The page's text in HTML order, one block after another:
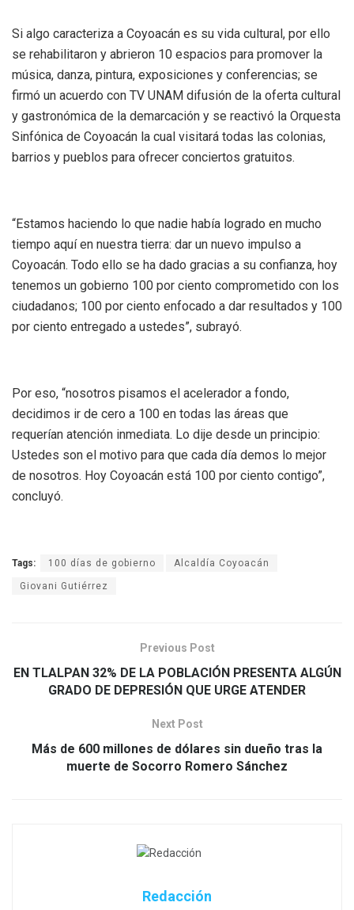
Si algo caracteriza a Coyoacán es su vida cultural, por ello
se rehabilitaron y abrieron 10 espacios para promover la
música, danza, pintura, exposiciones y conferencias; se
firmó un acuerdo con TV UNAM difusión de la oferta cultural
y gastronómica de la demarcación y se reactivó la Orquesta
Sinfónica de Coyoacán la cual visitará todas las colonias,
barrios y pueblos para ofrecer conciertos gratuitos.
“Estamos haciendo lo que nadie había logrado en mucho
tiempo aquí en nuestra tierra: dar un nuevo impulso a
Coyoacán. Todo ello se ha dado gracias a su confianza, hoy
tenemos un gobierno 100 por ciento comprometido con los
ciudadanos; 100 por ciento enfocado a dar resultados y 100
por ciento entregado a ustedes”, subrayó.
Por eso, “nosotros pisamos el acelerador a fondo,
decidimos ir de cero a 100 en todas las áreas que
requerían atención inmediata. Lo dije desde un principio:
Ustedes son el motivo para que cada día demos lo mejor
de nosotros. Hoy Coyoacán está 100 por ciento contigo”,
concluyó.
Tags: 100 días de gobierno Alcaldía Coyoacán
Giovani Gutiérrez
Previous Post
EN TLALPAN 32% DE LA POBLACIÓN PRESENTA ALGÚN
GRADO DE DEPRESIÓN QUE URGE ATENDER
Next Post
Más de 600 millones de dólares sin dueño tras la
muerte de Socorro Romero Sánchez
Redacción